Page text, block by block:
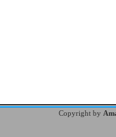
Copyright by